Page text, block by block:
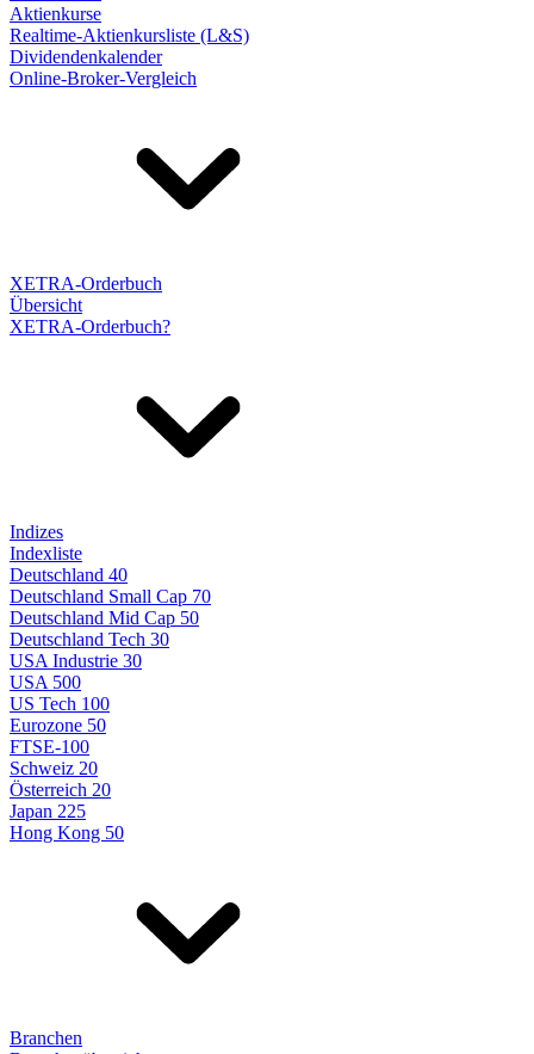
Aktienkurse
Realtime-Aktienkursliste (L&S)
Dividendenkalender
Online-Broker-Vergleich
XETRA-Orderbuch
Übersicht
XETRA-Orderbuch?
Indizes
Indexliste
Deutschland 40
Deutschland Small Cap 70
Deutschland Mid Cap 50
Deutschland Tech 30
USA Industrie 30
USA 500
US Tech 100
Eurozone 50
FTSE-100
Schweiz 20
Österreich 20
Japan 225
Hong Kong 50
Branchen